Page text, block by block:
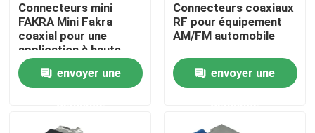
À propos de nous
Visite de l'usine
Connecteurs mini
FAKRA Mini Fakra
coaxial pour une
application à haute
fréquence
envoyer une
Connecteurs coaxiaux
RF pour équipement
AM/FM automobile
envoyer une